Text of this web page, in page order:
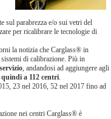
sul parabrezza e/o sui vetri del
per ricalibrare le tecnologie di
la notizia che Carglass® in
di calibrazione. Più in
, andandosi ad aggiungere agli
a 112 centri.
23 nel 2016, 52 nel 2017 fino ad
nei centri Carglass® è